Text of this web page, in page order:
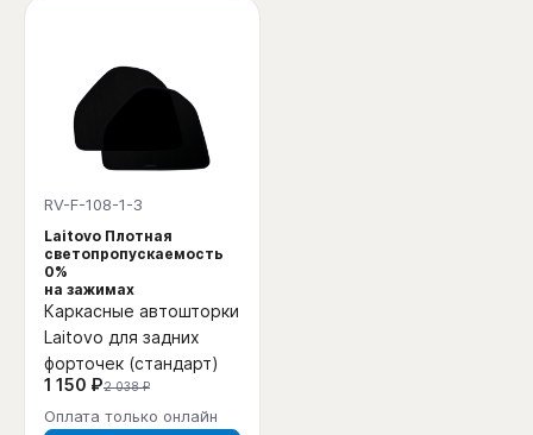
RV-F-108-1-3
Laitovo Плотная
светопропускаемость
0%
на зажимах
Каркасные автошторки
Laitovo для задних
форточек (стандарт)
1 150 ₽2 038 ₽
Оплата только онлайн